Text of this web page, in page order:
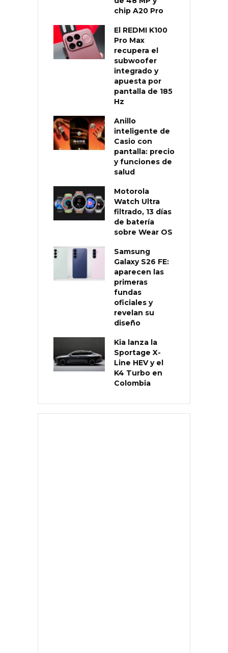
chip A20 Pro
El REDMI K100
Pro Max
recupera el
subwoofer
integrado y
apuesta por
pantalla de 185
Hz
Anillo
inteligente de
Casio con
pantalla: precio
y funciones de
salud
Motorola
Watch Ultra
filtrado, 13 días
de batería
sobre Wear OS
Samsung
Galaxy S26 FE:
aparecen las
primeras
fundas
oficiales y
revelan su
diseño
Kia lanza la
Sportage X-
Line HEV y el
K4 Turbo en
Colombia